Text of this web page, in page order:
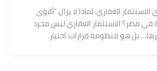
الاستثمار العقاري: لماذا لا يزال “أقوى
في مصر؟ الاستثمار العقاري ليس مجرد
بل هو منظومة قرارات: اختيار.